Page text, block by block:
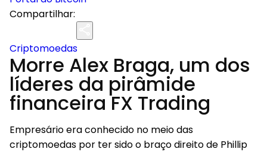
Compartilhar:
Criptomoedas
Morre Alex Braga, um dos
líderes da pirâmide
financeira FX Trading
Empresário era conhecido no meio das
criptomoedas por ter sido o braço direito de Phillip